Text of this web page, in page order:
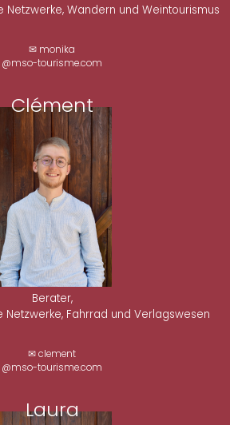
Netzwerke, Wandern und Weintourismus
✉ monika
@mso-tourisme.com
Clément
Berater,
Netzwerke, Fahrrad und Verlagswesen
✉ clement
@mso-tourisme.com
Laura